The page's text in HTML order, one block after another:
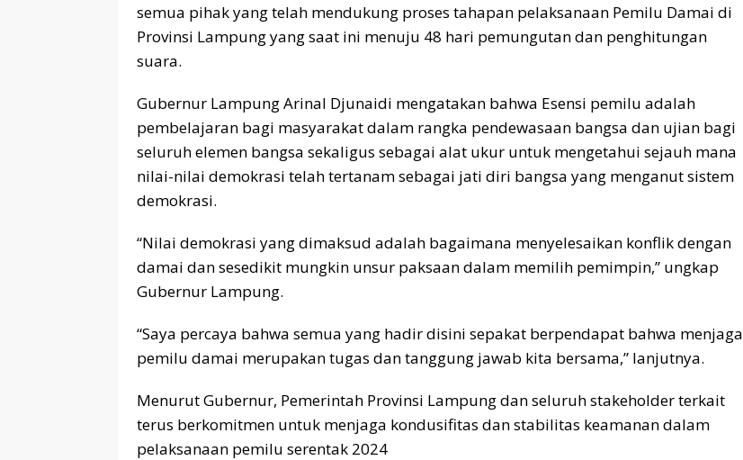
semua pihak yang telah mendukung proses tahapan pelaksanaan Pemilu Damai di
Provinsi Lampung yang saat ini menuju 48 hari pemungutan dan penghitungan
suara.
Gubernur Lampung Arinal Djunaidi mengatakan bahwa Esensi pemilu adalah
pembelajaran bagi masyarakat dalam rangka pendewasaan bangsa dan ujian bagi
seluruh elemen bangsa sekaligus sebagai alat ukur untuk mengetahui sejauh mana
nilai-nilai demokrasi telah tertanam sebagai jati diri bangsa yang menganut sistem
demokrasi.
“Nilai demokrasi yang dimaksud adalah bagaimana menyelesaikan konflik dengan
damai dan sesedikit mungkin unsur paksaan dalam memilih pemimpin,” ungkap
Gubernur Lampung.
“Saya percaya bahwa semua yang hadir disini sepakat berpendapat bahwa menjaga
pemilu damai merupakan tugas dan tanggung jawab kita bersama,” lanjutnya.
Menurut Gubernur, Pemerintah Provinsi Lampung dan seluruh stakeholder terkait
terus berkomitmen untuk menjaga kondusifitas dan stabilitas keamanan dalam
pelaksanaan pemilu serentak 2024